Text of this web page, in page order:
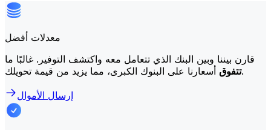
معدلات أفضل
قارن بيننا وبين البنك الذي تتعامل معه واكتشف التوفير. غالبًا ما
تتفوقأسعارنا على البنوك الكبرى، مما يزيد من قيمة تحويلك.
إرسال الأموال